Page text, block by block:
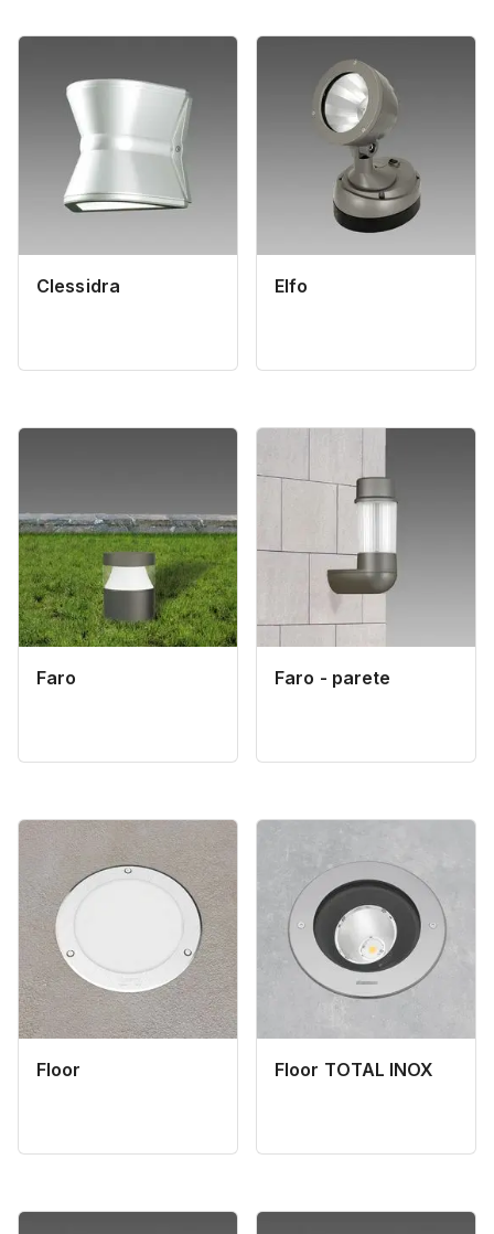
Clessidra Elfo
Faro Faro - parete
Floor Floor TOTAL INOX